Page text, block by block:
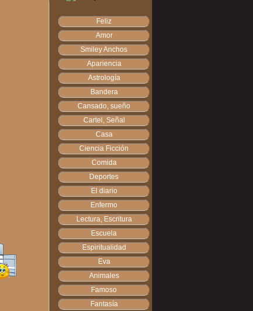
Feliz
Amor
Smiley Anchos
Apariencia
Astrología
Bandera
Cansado, sueño
Cartel, Señal
Casa
Ciencia Ficción
Comida
Deportes
El diario
Enfermo
Lectura, Escritura
Escuela
Espiritualidad
Eva
Animales
Famoso
Fantasía